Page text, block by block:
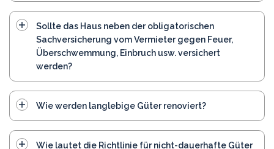
Sollte das Haus neben der obligatorischen
Sachversicherung vom Vermieter gegen Feuer,
Überschwemmung, Einbruch usw. versichert
werden?
Wie werden langlebige Güter renoviert?
Wie lautet die Richtlinie für nicht-dauerhafte Güter